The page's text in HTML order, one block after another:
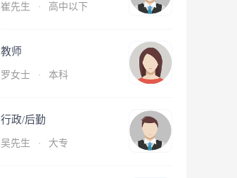
崔先生 · 高中以下
教师
罗女士 · 本科
行政/后勤
吴先生 · 大专